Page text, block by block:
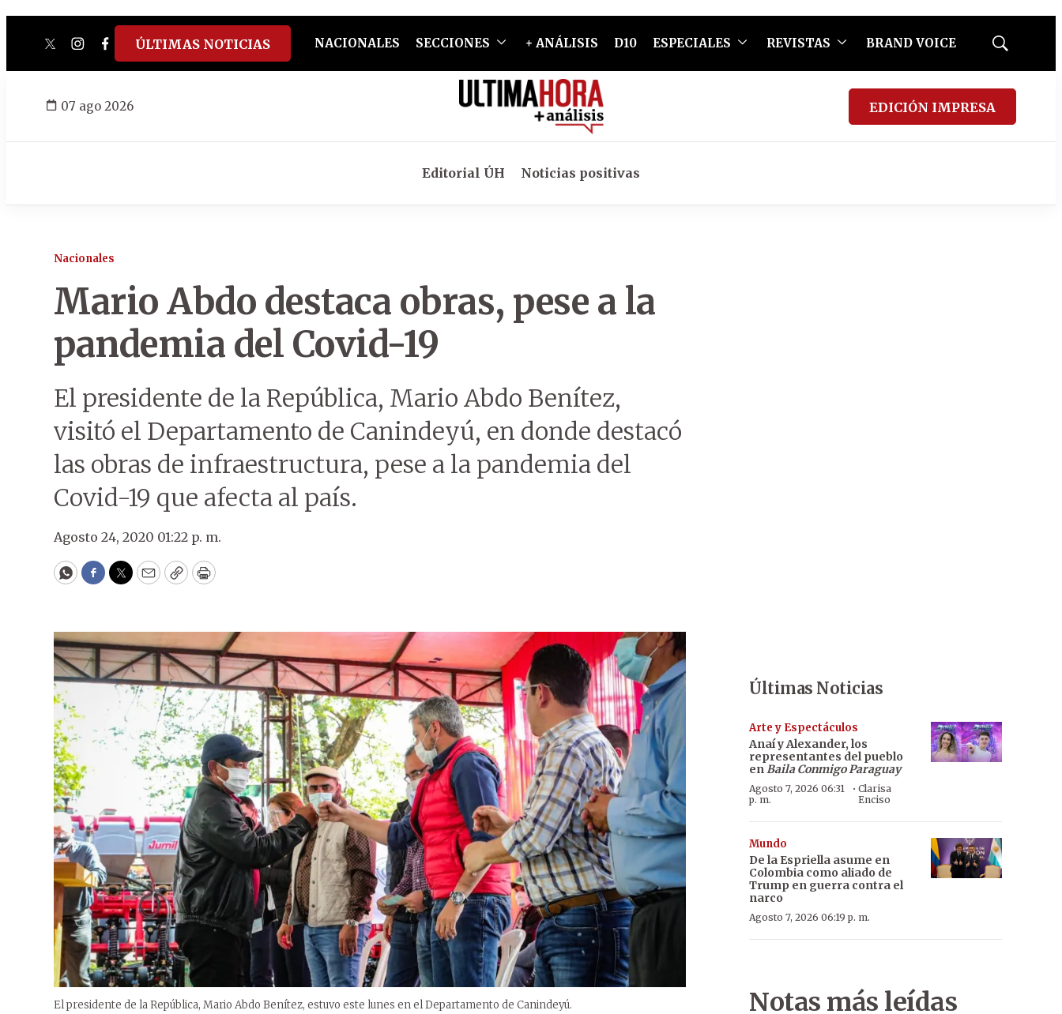
twitterinstagram
facebook
tiktokyoutube
spotify
ÚLTIMAS NOTICIAS NACIONALES SECCIONES + ANÁLISIS D10 ESPECIALES REVISTAS BRAND VOICE
Mostrar
07 ago 2026 EDICIÓN IMPRESA
Editorial ÚH Noticias positivas
Nacionales
Mario Abdo destaca obras, pese a la
pandemia del Covid-19
El presidente de la República, Mario Abdo Benítez,
visitó el Departamento de Canindeyú, en donde destacó
las obras de infraestructura, pese a la pandemia del
Covid-19 que afecta al país.
Agosto 24, 2020 01:22 p. m.
WhatsApp
Facebook
Twitter
EmailCopyPrint
El presidente de la República, Mario Abdo Benítez, estuvo este lunes en el Departamento de Canindeyú.
Últimas Noticias
Arte y Espectáculos
Anaí y Alexander, los
representantes del pueblo
enBaila Conmigo Paraguay
Agosto 7, 2026 06:31
p. m.
· Clarisa
Enciso
Mundo
De la Espriella asume en
Colombia como aliado de
Trump en guerra contra el
narco
Agosto 7, 2026 06:19 p. m.
Notas más leídas